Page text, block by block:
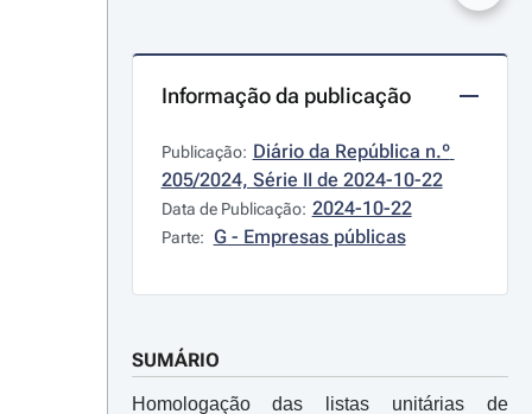
Informação da publicação
Publicação: Diário da República n.º
205/2024, Série II de 2024-10-22
Data de Publicação: 2024-10-22
Parte: G - Empresas públicas
SUMÁRIO
Homologação das listas unitárias de